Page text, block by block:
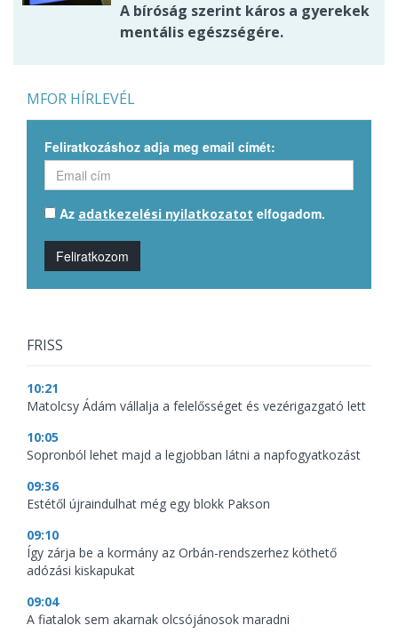
A bíróság szerint káros a gyerekek
mentális egészségére.
MFOR HÍRLEVÉL
Feliratkozáshoz adja meg email címét:
Az adatkezelési nyilatkozatot elfogadom.
Feliratkozom
FRISS
10:21
Matolcsy Ádám vállalja a felelősséget és vezérigazgató lett
10:05
Sopronból lehet majd a legjobban látni a napfogyatkozást
09:36
Estétől újraindulhat még egy blokk Pakson
09:10
Így zárja be a kormány az Orbán-rendszerhez köthető
adózási kiskapukat
09:04
A fiatalok sem akarnak olcsójánosok maradni